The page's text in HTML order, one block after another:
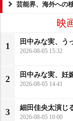
芸能界、海外への
映
1
田中みな実、う
2026-08-05 15:32
2
田中みな実、妊
2026-08-05 14:41
3
細田佳央太演じ
2026-08-05 10:00